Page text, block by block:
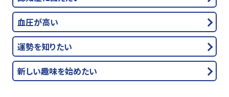
血圧が高い
運勢を知りたい
新しい趣味を始めたい